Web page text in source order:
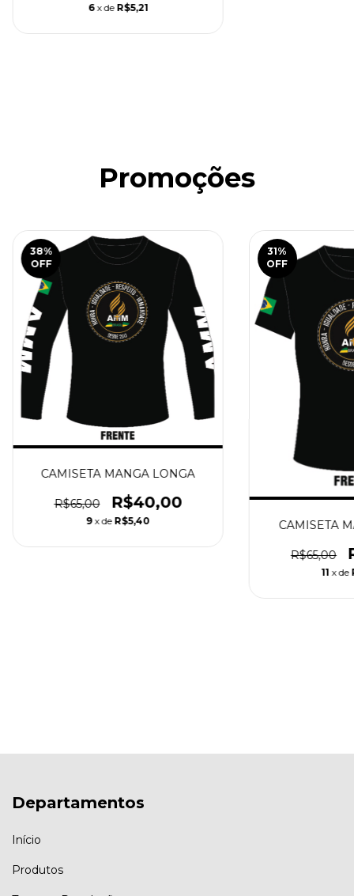
6 x de R$5,21
Promoções
38%
OFF
CAMISETA MANGA LONGA
R$65,00 R$40,00
9 x de R$5,40
31%
OFF
CAMISETA
R$65,00
11 x de
Departamentos
Início
Produtos